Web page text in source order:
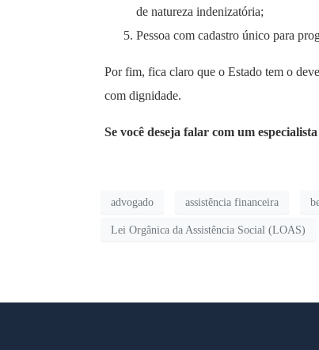
de natureza indenizatória;
Pessoa com cadastro único para
Por fim, fica claro que o Estado tem o
com dignidade.
Se você deseja falar com um
advogado assistência financeira
Lei Orgânica da Assistência Social (LOAS)